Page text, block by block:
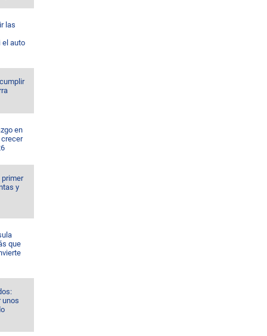
las
el auto
en
crecer
primer
y
que
unos